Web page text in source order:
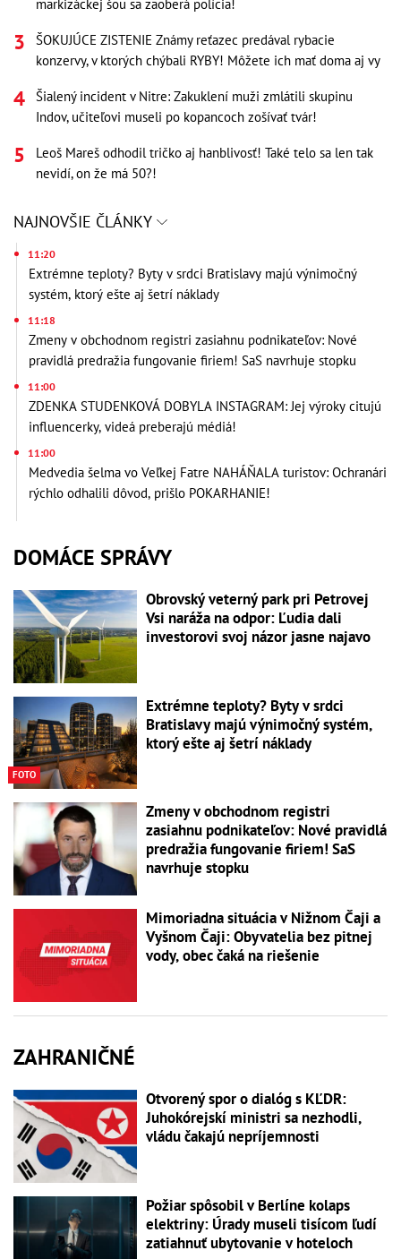
markizáckej šou sa zaoberá polícia!
ŠOKUJÚCE ZISTENIE Známy reťazec predával rybacie
konzervy, v ktorých chýbali RYBY! Môžete ich mať doma aj vy
Šialený incident v Nitre: Zakuklení muži zmlátili skupinu
Indov, učiteľovi museli po kopancoch zošívať tvár!
Leoš Mareš odhodil tričko aj hanblivosť! Také telo sa len tak
nevidí, on že má 50?!
NAJNOVŠIE ČLÁNKY
11:20
Extrémne teploty? Byty v srdci Bratislavy majú výnimočný
systém, ktorý ešte aj šetrí náklady
11:18
Zmeny v obchodnom registri zasiahnu podnikateľov: Nové
pravidlá predražia fungovanie firiem! SaS navrhuje stopku
11:00
ZDENKA STUDENKOVÁ DOBYLA INSTAGRAM: Jej výroky citujú
influencerky, videá preberajú médiá!
11:00
Medvedia šelma vo Veľkej Fatre NAHÁŇALA turistov: Ochranári
rýchlo odhalili dôvod, prišlo POKARHANIE!
DOMÁCE SPRÁVY
Obrovský veterný park pri Petrovej
Vsi naráža na odpor: Ľudia dali
investorovi svoj názor jasne najavo
FOTO
Extrémne teploty? Byty v srdci
Bratislavy majú výnimočný systém,
ktorý ešte aj šetrí náklady
Zmeny v obchodnom registri
zasiahnu podnikateľov: Nové pravidlá
predražia fungovanie firiem! SaS
navrhuje stopku
Mimoriadna situácia v Nižnom Čaji a
Vyšnom Čaji: Obyvatelia bez pitnej
vody, obec čaká na riešenie
ZAHRANIČNÉ
Otvorený spor o dialóg s KĽDR:
Juhokórejskí ministri sa nezhodli,
vládu čakajú nepríjemnosti
Požiar spôsobil v Berlíne kolaps
elektriny: Úrady museli tisícom ľudí
zatiahnuť ubytovanie v hoteloch